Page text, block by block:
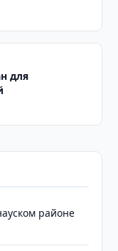
для
районе